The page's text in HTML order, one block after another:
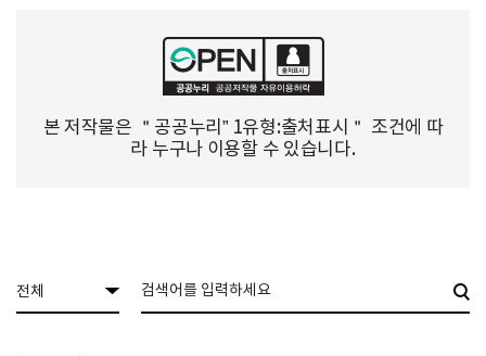
본 저작물은 ＂공공누리” 1유형:출처표시＂ 조건에 따
라 누구나 이용할 수 있습니다.
전체